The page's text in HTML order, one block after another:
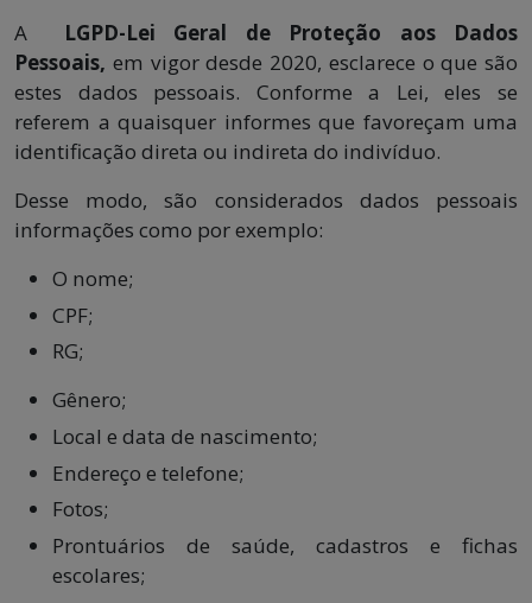
A LGPD-Lei Geral de Proteção aos Dados
Pessoais, em vigor desde 2020, esclarece o que são
estes dados pessoais. Conforme a Lei, eles se
referem a quaisquer informes que favoreçam uma
identificação direta ou indireta do indivíduo.
Desse modo, são considerados dados pessoais
informações como por exemplo:
O nome;
CPF;
RG;
Gênero;
Local e data de nascimento;
Endereço e telefone;
Fotos;
Prontuários de saúde, cadastros e fichas
escolares;